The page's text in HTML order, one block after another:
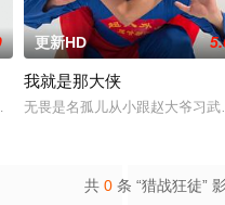
力翻案，只得冒险护送父亲逃亡
，同时享受奢靡的派对狂欢。
新加坡的特别行动组担任警察
更新HD
我就是那大侠
无畏是名孤儿从小跟赵大爷习
共 0 条 “猎战狂徒”